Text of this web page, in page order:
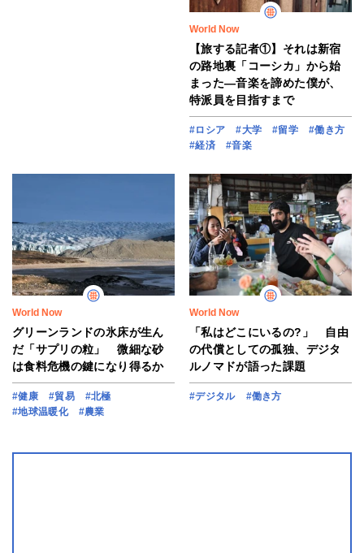
World Now
【旅する記者①】それは新宿
の路地裏「コーシカ」から始
まった―音楽を諦めた僕が、
特派員を目指すまで
#ロシア #大学 #留学
#働き方
#経済
#音楽
World Now
グリーンランドの氷床が生ん
だ「サプリの粒」 微細な砂
は食料危機の鍵になり得るか
#健康 #貿易
#北極
#地球温暖化
#農業
World Now
「私はどこにいるの?」 自由
の代償としての孤独、デジタ
ルノマドが語った課題
#デジタル #働き方